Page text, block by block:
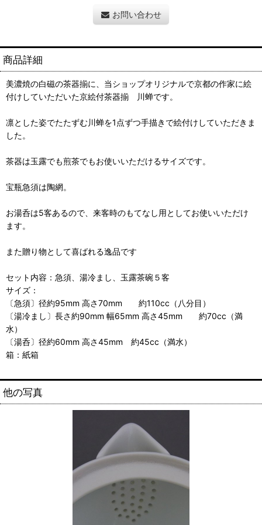
お問い合わせ
商品詳細
美濃焼の白磁の茶器揃に、当ショップオリジナルで京都の作家に絵
付けしていただいた京絵付茶器揃 川蝉です。
凛とした姿でたたずむ川蝉を1点ずつ手描きで絵付けしていただきま
した。
茶器は玉露でも煎茶でもお使いいただけるサイズです。
宝瓶急須は陶網。
お湯呑は5客あるので、来客時のもてなし用としてお使いいただけ
ます。
また贈り物として喜ばれる逸品です
セット内容：急須、湯冷まし、玉露茶碗５客
サイズ：
〔急須〕径約95mm 高さ70mm 約110cc（八分目）
〔湯冷まし〕長さ約90mm 幅65mm 高さ45mm 約70cc（満
水）
〔湯呑〕径約60mm 高さ45mm 約45cc（満水）
箱：紙箱
他の写真